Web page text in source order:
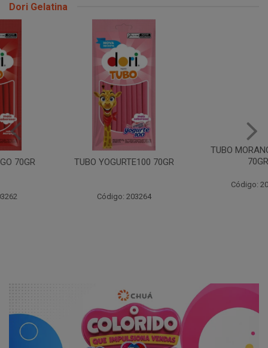
Dori Gelatina
TUBO YOGURTE100 70GR
TUBO MORANGO ACIDO